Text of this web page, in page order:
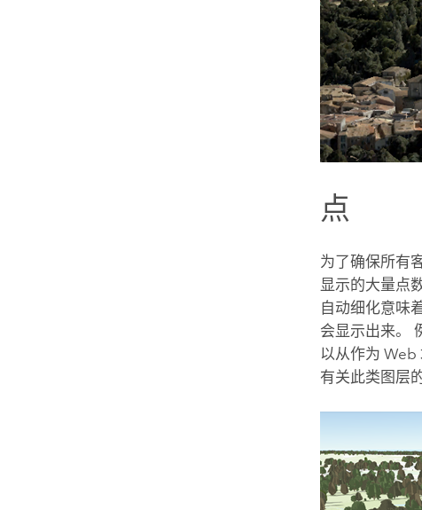
点
为了确保所有
显示的大量点
自动细化意味
会显示出来。
以从作为
有关此类图层